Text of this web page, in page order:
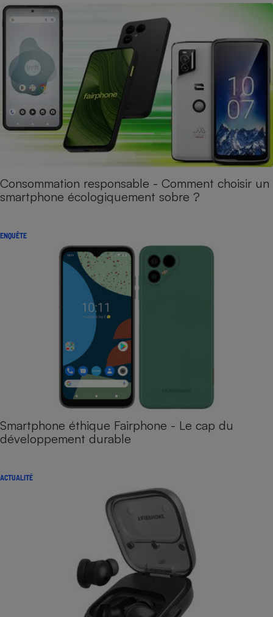
Consommation responsable - Comment choisir un
smartphone écologiquement sobre ?
ENQUÊTE
Smartphone éthique Fairphone - Le cap du
développement durable
ACTUALITÉ